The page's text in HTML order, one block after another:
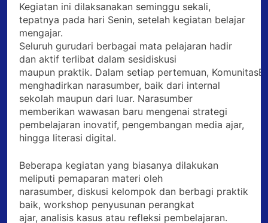
Kegiatan ini dilaksanakan seminggu sekali,
tepatnya pada hari Senin, setelah kegiatan belajar
mengajar.
Seluruh gurudari berbagai mata pelajaran hadir
dan aktif terlibat dalam sesidiskusi
maupun praktik. Dalam setiap pertemuan,
menghadirkan narasumber, baik dari internal
sekolah maupun dari luar. Narasumber
memberikan wawasan baru mengenai strategi
pembelajaran inovatif, pengembangan media ajar,
hingga literasi digital.
Beberapa kegiatan yang biasanya dilakukan
meliputi pemaparan materi oleh
narasumber, diskusi kelompok dan berbagi praktik
baik, workshop penyusunan perangkat
ajar, analisis kasus atau refleksi pembelajaran.